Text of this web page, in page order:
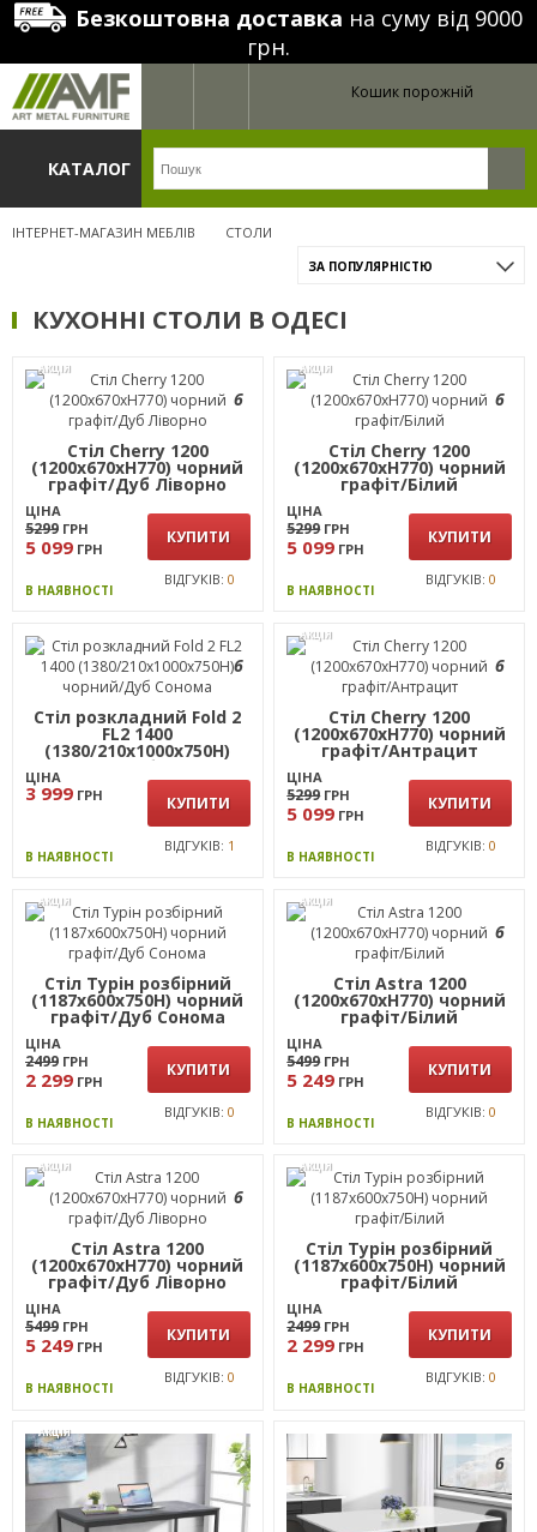
Безкоштовна доставка на суму від 9000
грн.
Кошик порожній
КАТАЛОГ
ІНТЕРНЕТ-МАГАЗИН МЕБЛІВ СТОЛИ
ЗА ПОПУЛЯРНІСТЮ
КУХОННІ СТОЛИ В ОДЕСІ
АКЦІЯ
6
Стіл Cherry 1200
(1200х670хН770) чорний
графіт/Дуб Ліворно
ЦІНА
5299 ГРН
5 099 ГРН
КУПИТИ
В НАЯВНОСТІ
ВІДГУКІВ: 0
АКЦІЯ
6
Стіл Cherry 1200
(1200х670хН770) чорний
графіт/Білий
ЦІНА
5299 ГРН
5 099 ГРН
КУПИТИ
В НАЯВНОСТІ
ВІДГУКІВ: 0
6
Стіл розкладний Fold 2
FL2 1400
(1380/210х1000х750Н)
чорний/Дуб Сонома
ЦІНА
3 999 ГРН КУПИТИ
В НАЯВНОСТІ
ВІДГУКІВ: 1
АКЦІЯ
6
Стіл Cherry 1200
(1200х670хН770) чорний
графіт/Антрацит
ЦІНА
5299 ГРН
5 099 ГРН
КУПИТИ
В НАЯВНОСТІ
ВІДГУКІВ: 0
АКЦІЯ
Стіл Турін розбірний
(1187х600х750H) чорний
графіт/Дуб Сонома
ЦІНА
2499 ГРН
2 299 ГРН
КУПИТИ
В НАЯВНОСТІ
ВІДГУКІВ: 0
АКЦІЯ
6
Стіл Astra 1200
(1200х670хН770) чорний
графіт/Білий
ЦІНА
5499 ГРН
5 249 ГРН
КУПИТИ
В НАЯВНОСТІ
ВІДГУКІВ: 0
АКЦІЯ
6
Стіл Astra 1200
(1200х670хН770) чорний
графіт/Дуб Ліворно
ЦІНА
5499 ГРН
5 249 ГРН
КУПИТИ
В НАЯВНОСТІ
ВІДГУКІВ: 0
АКЦІЯ
Стіл Турін розбірний
(1187х600х750H) чорний
графіт/Білий
ЦІНА
2499 ГРН
2 299 ГРН
КУПИТИ
В НАЯВНОСТІ
ВІДГУКІВ: 0
АКЦІЯ
6